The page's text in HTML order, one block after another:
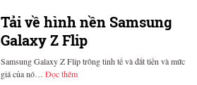
Tải về hình nền Samsung
Galaxy Z Flip
Samsung Galaxy Z Flip trông tinh tế và đắt tiền và mức
giá của nó… Đọc thêm